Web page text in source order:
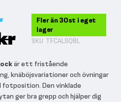
Fler än 30st i eget
lager
SKU TFCALSQBL
är ett fristående
knäböjsvariationer och övningar
fotposition. Den vinklade
ger bra grepp och hjälper dig